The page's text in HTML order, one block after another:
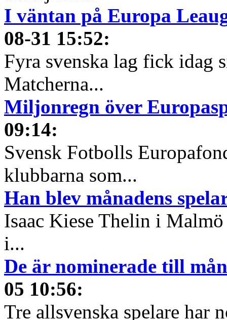
I väntan på Europa
08-31 15:52:
Fyra svenska lag fick idag
Matcherna...
Miljonregn över
09:14:
Svensk Fotbolls
klubbarna som...
Han blev månadens
Isaac Kiese Thelin i
i...
De är nominerade till
05 10:56:
Tre allsvenska spelare har